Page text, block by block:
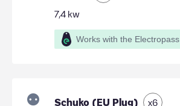
7,4 kw
Works with the Electropass
Schuko (EU Plug) x6